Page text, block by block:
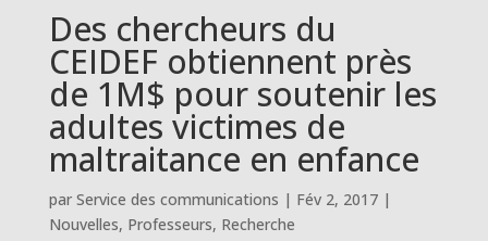
Des chercheurs du
CEIDEF obtiennent près
de 1M$ pour soutenir les
adultes victimes de
maltraitance en enfance
par Service des communications | Fév 2, 2017|
Nouvelles, Professeurs, Recherche